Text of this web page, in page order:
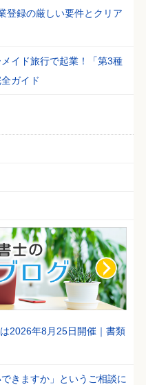
登録の厳しい要件とクリア
イド旅行で起業！「第3種
ガイド
2026年8月25日開催｜書類
きますか」というご相談に